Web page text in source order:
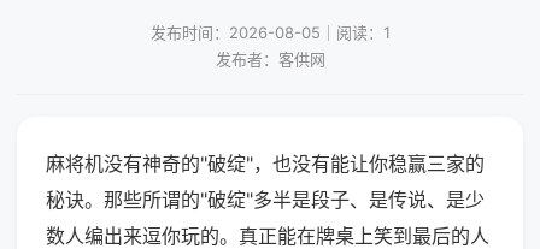
发布时间：2026-08-05｜阅读：1
发布者：客供网
麻将机没有神奇的"破绽"，也没有能让你稳赢三家的
秘诀。那些所谓的"破绽"多半是段子、是传说、是少
数人编出来逗你玩的。真正能在牌桌上笑到最后的人